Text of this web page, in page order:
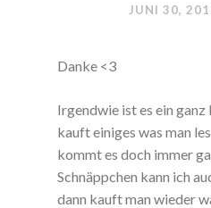
JUNI 30,
Danke <3
Irgendwie ist es ein
kauft einiges was man
kommt es doch immer
Schnäppchen kann ich
dann kauft man wieder